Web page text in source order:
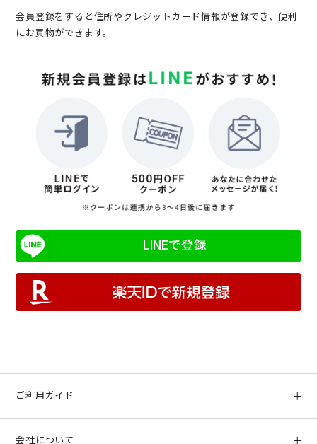
会員登録をすると住所やクレジットカード情報が登録でき、便利
にお買物ができます。
LINEで登録
ご利用ガイド
会社について